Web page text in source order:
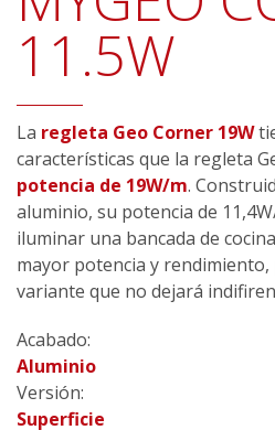
11.5W
La regleta Geo Corner 19W
características que la regleta
potencia de 19W/m.
aluminio, su potencia de
iluminar una bancada de
mayor potencia y
variante que no dejará
Acabado:
Aluminio
Versión:
Superficie